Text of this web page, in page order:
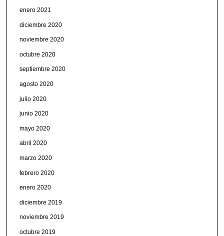
enero 2021
diciembre 2020
noviembre 2020
octubre 2020
septiembre 2020
agosto 2020
julio 2020
junio 2020
mayo 2020
abril 2020
marzo 2020
febrero 2020
enero 2020
diciembre 2019
noviembre 2019
octubre 2019